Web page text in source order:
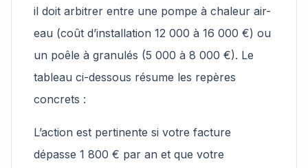
il doit arbitrer entre une pompe à chaleur air-
eau (coût d’installation 12 000 à 16 000 €) ou
un poêle à granulés (5 000 à 8 000 €). Le
tableau ci-dessous résume les repères
concrets :
L’action est pertinente si votre facture
dépasse 1 800 € par an et que votre